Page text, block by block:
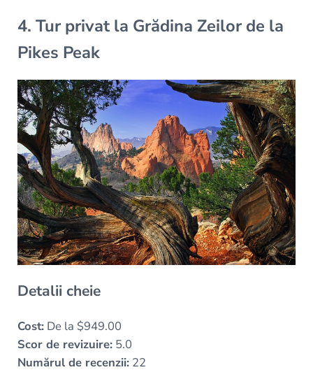
4. Tur privat la Grădina Zeilor de la
Pikes Peak
Detalii cheie
Cost:De la $949.00
Scor de revizuire:5.0
Numărul de recenzii:22